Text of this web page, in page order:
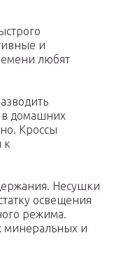
и
любят
домашних
Кроссы
к
Несушки
освещения
режима.
минеральных и